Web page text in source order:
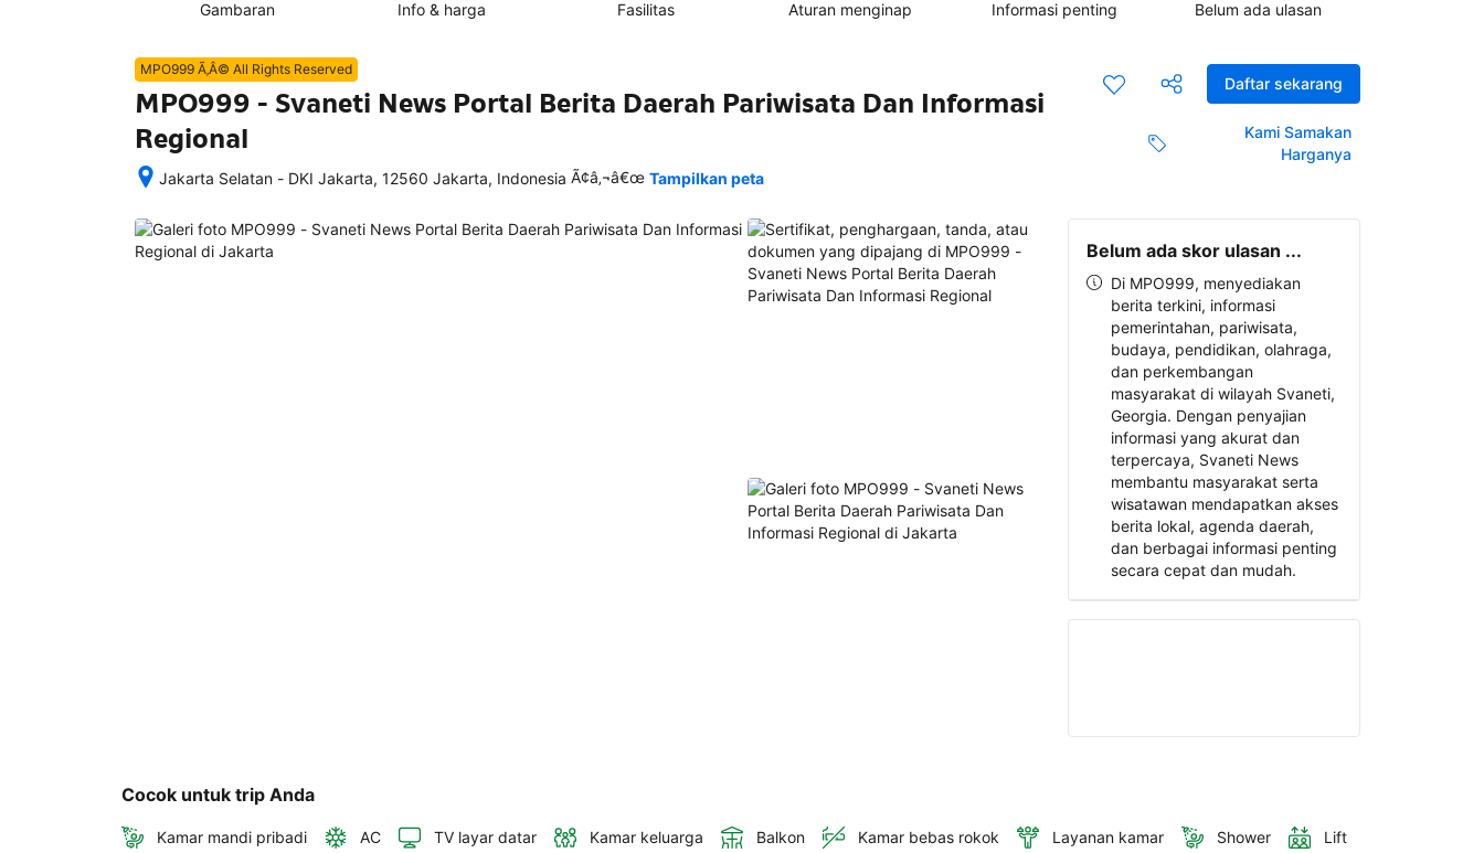
Gambaran Info & harga Fasilitas Aturan menginap Informasi penting Belum ada ulasan
Daftar sekarang
Kami Samakan
Harganya
MPO999 Ã‚Â© All Rights Reserved
MPO999 - Svaneti News Portal Berita Daerah Pariwisata Dan Informasi
Regional
Jakarta Selatan - DKI Jakarta, 12560 Jakarta, Indonesia
memesan,
semua
rincian
Ã¢â‚¬â€œ Tampilkan peta
Belum ada skor ulasan ...
Di MPO999, menyediakan
berita terkini, informasi
pemerintahan, pariwisata,
budaya, pendidikan, olahraga,
dan perkembangan
masyarakat di wilayah Svaneti,
Georgia. Dengan penyajian
informasi yang akurat dan
terpercaya, Svaneti News
membantu masyarakat serta
wisatawan mendapatkan akses
berita lokal, agenda daerah,
dan berbagai informasi penting
secara cepat dan mudah.
Cocok untuk trip Anda
Kamar mandi pribadi AC TV layar datar Kamar keluarga Balkon Kamar bebas rokok Layanan kamar Shower Lift